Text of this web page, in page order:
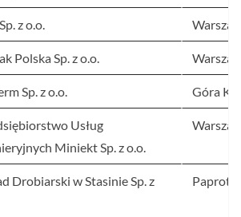
z o.o.
Polska Sp. z o.o.
Sp. z o.o. Góra
Usług
Miniekt Sp. z o.o.
Drobiarski w Stasinie Sp. z